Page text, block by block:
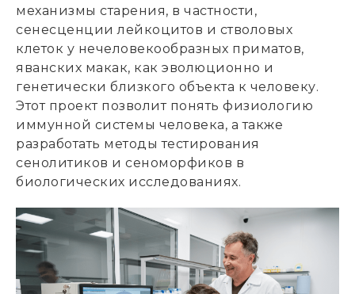
механизмы старения, в частности,
сенесценции лейкоцитов и стволовых
клеток у нечеловекообразных приматов,
яванских макак, как эволюционно и
генетически близкого объекта к человеку.
Этот проект позволит понять физиологию
иммунной системы человека, а также
разработать методы тестирования
сенолитиков и сеноморфиков в
биологических исследованиях.